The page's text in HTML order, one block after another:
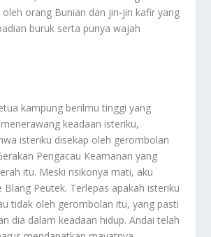
oleh orang Bunian dan jin-jin kafir yang
buruk serta punya wajah
kampung berilmu tinggi yang
keadaan isteriku,
isteriku disekap oleh gerombolan
Pengacau Keamanan yang
itu. Meski risikonya mati, aku
Blang Peutek. Terlepas apakah isteriku
tidak oleh gerombolan itu, yang pasti
dia dalam keadaan hidup. Andai telah